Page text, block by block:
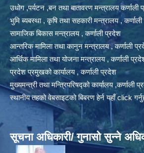
उधोग ,पर्यटन ,बन तथा बातावरण मन्त्रालय कर्णाली
भुमि ब्यबस्था , कृषि तथा सहकारी मन्त्रालय ,
सामाजिक बिकास मन्त्रालय , कर्णाली प्रदेश
आन्तरिक मामिला तथा कानुन मन्त्रालय , कर्णाली
आर्थिक मामिला तथा योजना मन्त्रालय , कर्णाली
प्रदेश प्रमुखको कार्यालय , कर्णाली प्रदेश
मुख्यमन्त्री तथा मन्त्रिपरिषद्को कार्यालय ,कर्णाली
स्थानीय तहको वेबसाइटको बिबरण हेर्न यहाँ click
सूचना अधिकारी/ गुनासो सुन्ने